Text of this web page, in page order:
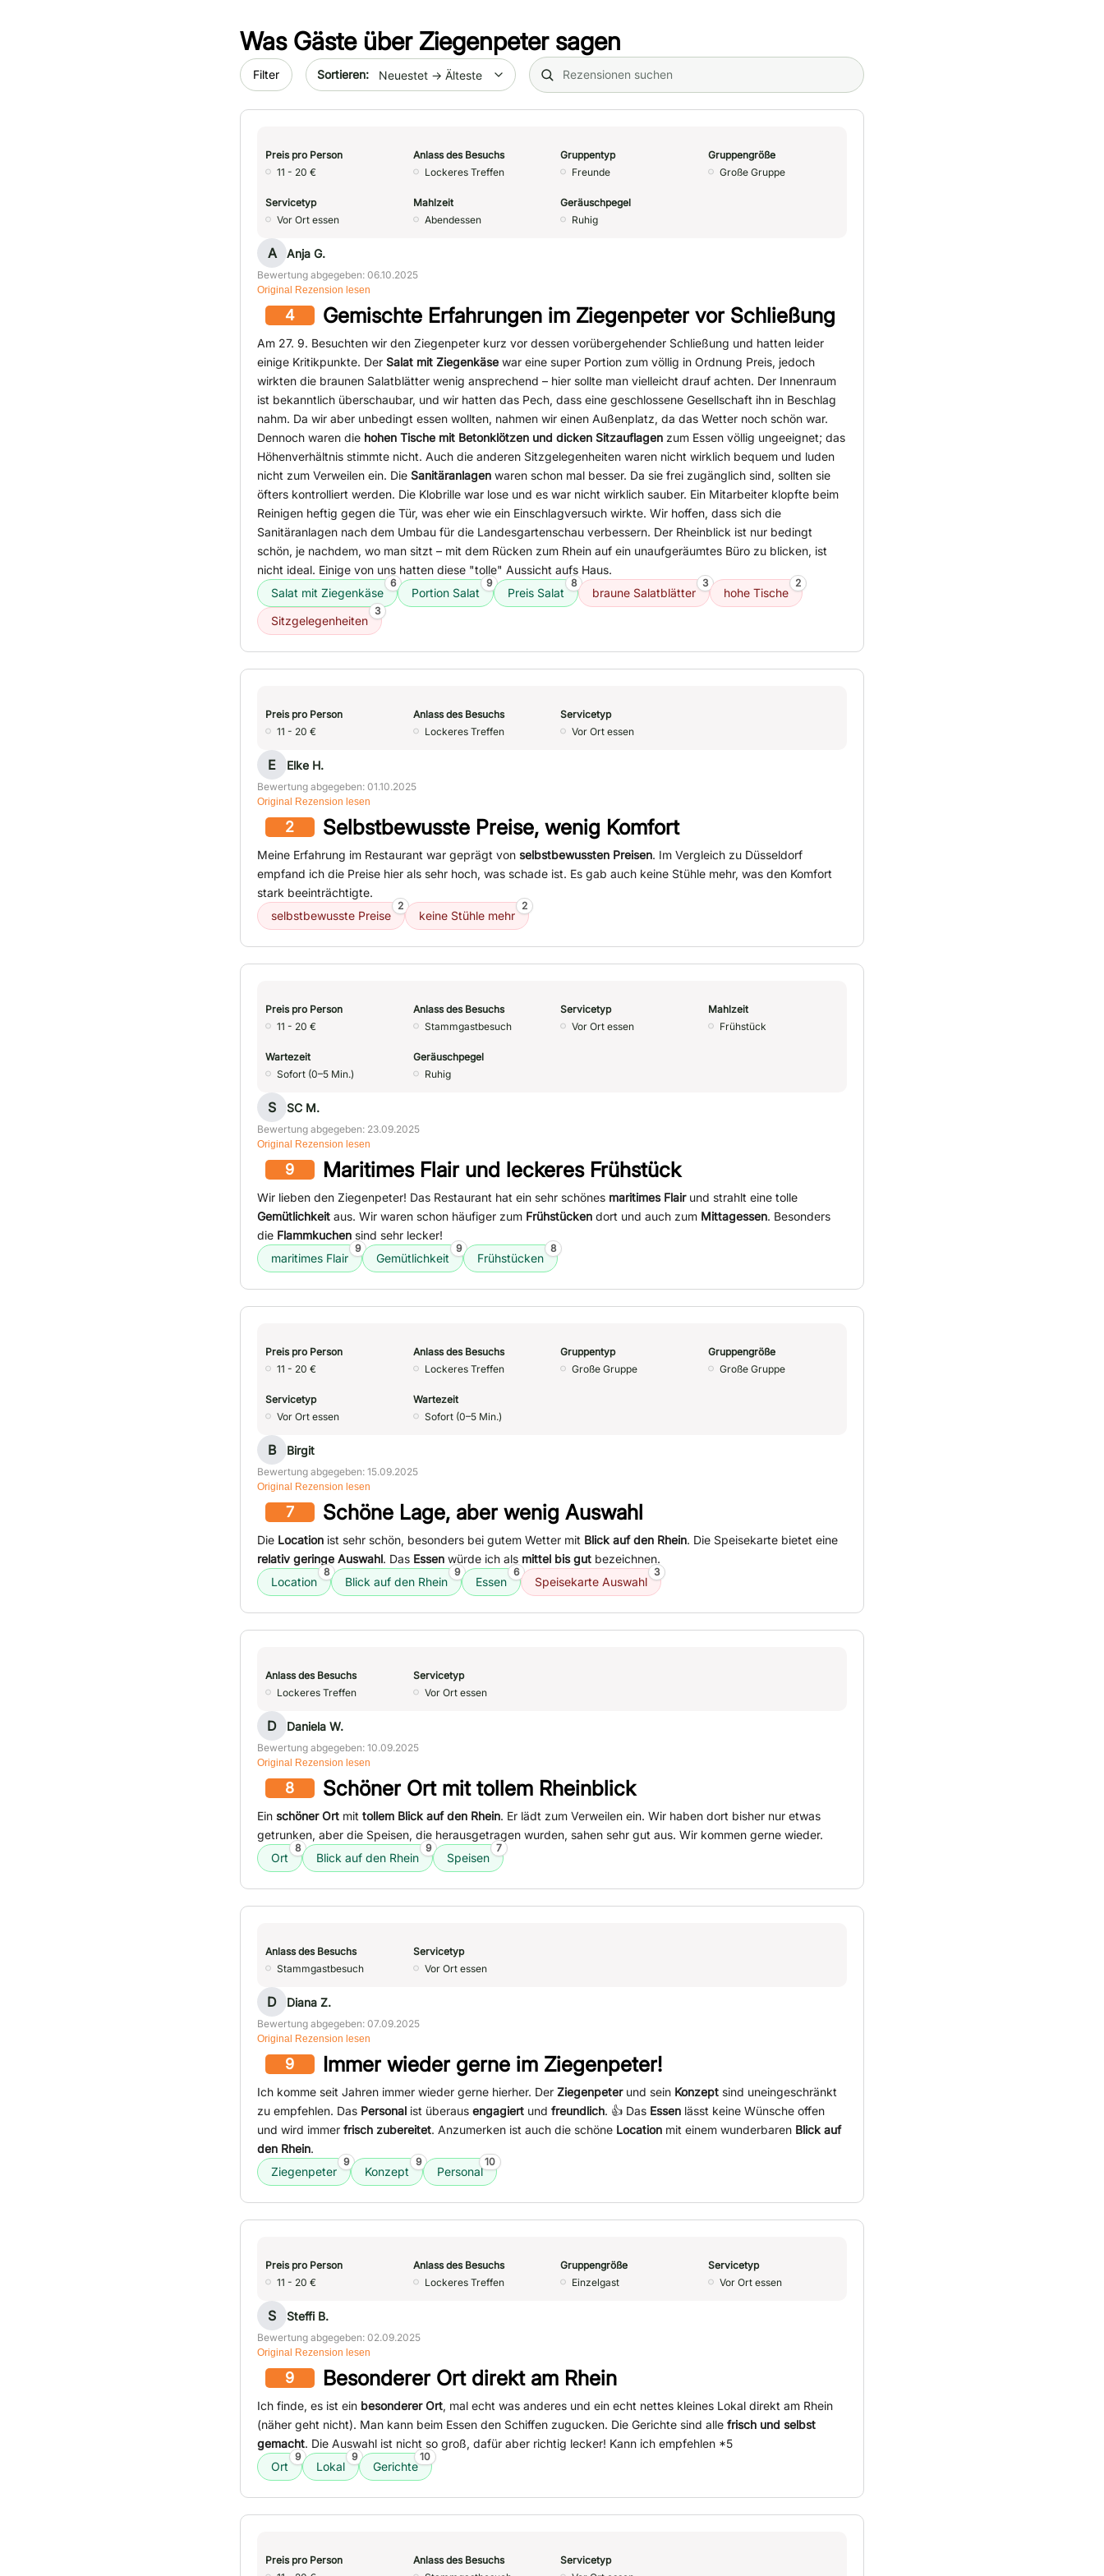
Was Gäste über Ziegenpetersagen
Filter Sort by date Search (title/text)
Preis pro Person
11 - 20 €
Anlass des Besuchs
Lockeres Treffen
Gruppentyp
Freunde
Gruppengröße
Große Gruppe
Servicetyp
Vor Ort essen
Mahlzeit
Abendessen
Geräuschpegel
Ruhig
A Anja G.
Bewertung abgegeben: 06.10.2025
Original Rezension lesen
4 Gemischte Erfahrungen im Ziegenpeter vor Schließung
Am 27. 9. Besuchten wir den Ziegenpeter kurz vor dessen vorübergehender Schließung und hatten leider
einige Kritikpunkte. Der Salat mit Ziegenkäse war eine super Portion zum völlig in Ordnung Preis, jedoch
wirkten die braunen Salatblätter wenig ansprechend – hier sollte man vielleicht drauf achten. Der Innenraum
ist bekanntlich überschaubar, und wir hatten das Pech, dass eine geschlossene Gesellschaft ihn in Beschlag
nahm. Da wir aber unbedingt essen wollten, nahmen wir einen Außenplatz, da das Wetter noch schön war.
Dennoch waren die hohen Tische mit Betonklötzen und dicken Sitzauflagen zum Essen völlig ungeeignet; das
Höhenverhältnis stimmte nicht. Auch die anderen Sitzgelegenheiten waren nicht wirklich bequem und luden
nicht zum Verweilen ein. Die Sanitäranlagen waren schon mal besser. Da sie frei zugänglich sind, sollten sie
öfters kontrolliert werden. Die Klobrille war lose und es war nicht wirklich sauber. Ein Mitarbeiter klopfte beim
Reinigen heftig gegen die Tür, was eher wie ein Einschlagversuch wirkte. Wir hoffen, dass sich die
Sanitäranlagen nach dem Umbau für die Landesgartenschau verbessern. Der Rheinblick ist nur bedingt
schön, je nachdem, wo man sitzt – mit dem Rücken zum Rhein auf ein unaufgeräumtes Büro zu blicken, ist
nicht ideal. Einige von uns hatten diese "tolle" Aussicht aufs Haus.
Salat mit Ziegenkäse
6
Portion Salat
9
Preis Salat
8
braune Salatblätter
3
hohe Tische
2
Sitzgelegenheiten
3
Preis pro Person
11 - 20 €
Anlass des Besuchs
Lockeres Treffen
Servicetyp
Vor Ort essen
E Elke H.
Bewertung abgegeben: 01.10.2025
Original Rezension lesen
2 Selbstbewusste Preise, wenig Komfort
Meine Erfahrung im Restaurant war geprägt von selbstbewussten Preisen. Im Vergleich zu Düsseldorf
empfand ich die Preise hier als sehr hoch, was schade ist. Es gab auch keine Stühle mehr, was den Komfort
stark beeinträchtigte.
selbstbewusste Preise
2
keine Stühle mehr
2
Preis pro Person
11 - 20 €
Anlass des Besuchs
Stammgastbesuch
Servicetyp
Vor Ort essen
Mahlzeit
Frühstück
Wartezeit
Sofort (0–5 Min.)
Geräuschpegel
Ruhig
S SC M.
Bewertung abgegeben: 23.09.2025
Original Rezension lesen
9 Maritimes Flair und leckeres Frühstück
Wir lieben den Ziegenpeter! Das Restaurant hat ein sehr schönes maritimes Flairund strahlt eine tolle
Gemütlichkeit aus. Wir waren schon häufiger zum Frühstücken dort und auch zum Mittagessen. Besonders
die Flammkuchen sind sehr lecker!
maritimes Flair
9
Gemütlichkeit
9
Frühstücken
8
Preis pro Person
11 - 20 €
Anlass des Besuchs
Lockeres Treffen
Gruppentyp
Große Gruppe
Gruppengröße
Große Gruppe
Servicetyp
Vor Ort essen
Wartezeit
Sofort (0–5 Min.)
B Birgit
Bewertung abgegeben: 15.09.2025
Original Rezension lesen
7 Schöne Lage, aber wenig Auswahl
Die Location ist sehr schön, besonders bei gutem Wetter mit Blick auf den Rhein. Die Speisekarte bietet eine
relativ geringe Auswahl. Das Essen würde ich als mittel bis gut bezeichnen.
Location
8
Blick auf den Rhein
9
Essen
6
Speisekarte Auswahl
3
Anlass des Besuchs
Lockeres Treffen
Servicetyp
Vor Ort essen
D Daniela W.
Bewertung abgegeben: 10.09.2025
Original Rezension lesen
8 Schöner Ort mit tollem Rheinblick
Ein schöner Ort mit tollem Blick auf den Rhein. Er lädt zum Verweilen ein. Wir haben dort bisher nur etwas
getrunken, aber die Speisen, die herausgetragen wurden, sahen sehr gut aus. Wir kommen gerne wieder.
Ort
8
Blick auf den Rhein
9
Speisen
7
Anlass des Besuchs
Stammgastbesuch
Servicetyp
Vor Ort essen
D Diana Z.
Bewertung abgegeben: 07.09.2025
Original Rezension lesen
9 Immer wieder gerne im Ziegenpeter!
Ich komme seit Jahren immer wieder gerne hierher. Der Ziegenpeterund sein Konzept sind uneingeschränkt
zu empfehlen. Das Personal ist überaus engagiert und freundlich. 👍 Das Essen lässt keine Wünsche offen
und wird immer frisch zubereitet. Anzumerken ist auch die schöne Location mit einem wunderbaren Blick auf
den Rhein.
Ziegenpeter
9
Konzept
9
Personal
10
Preis pro Person
11 - 20 €
Anlass des Besuchs
Lockeres Treffen
Gruppengröße
Einzelgast
Servicetyp
Vor Ort essen
S Steffi B.
Bewertung abgegeben: 02.09.2025
Original Rezension lesen
9 Besonderer Ort direkt am Rhein
Ich finde, es ist ein besonderer Ort, mal echt was anderes und ein echt nettes kleines Lokal direkt am Rhein
(näher geht nicht). Man kann beim Essen den Schiffen zugucken. Die Gerichte sind alle frisch und selbst
gemacht. Die Auswahl ist nicht so groß, dafür aber richtig lecker! Kann ich empfehlen *5
Ort
9
Lokal
9
Gerichte
10
Preis pro Person
Anlass des Besuchs
Servicetyp